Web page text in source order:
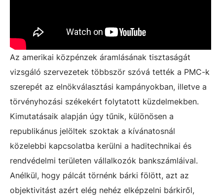
Az amerikai közpénzek áramlásának tisztaságát
vizsgáló szervezetek többször szóvá tették a PMC-k
szerepét az elnökválasztási kampányokban, illetve a
törvényhozási székekért folytatott küzdelmekben.
Kimutatásaik alapján úgy tűnik, különösen a
republikánus jelöltek szoktak a kívánatosnál
közelebbi kapcsolatba kerülni a haditechnikai és
rendvédelmi területen vállalkozók bankszámláival.
Anélkül, hogy pálcát törnénk bárki fölött, azt az
objektivitást azért elég nehéz elképzelni bárkiről,